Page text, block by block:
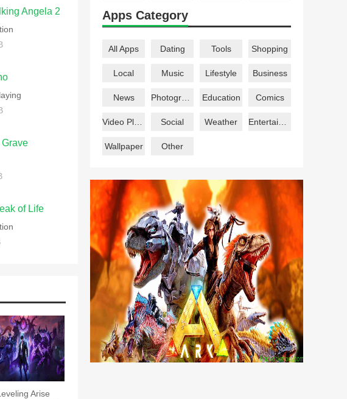
Angela 2
Grave
of Life
Arise
Apps Category
All Apps Dating Tools Shopping
Local Music Lifestyle Business
News Education Comics
Social Weather
Wallpaper Other